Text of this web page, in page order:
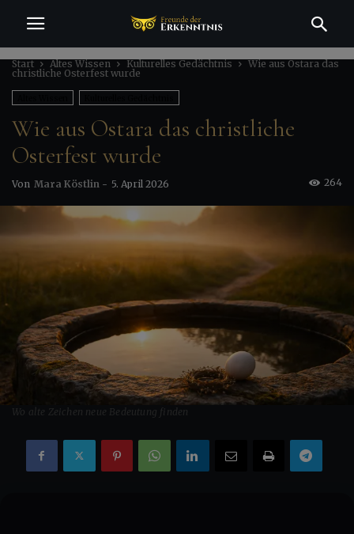
Start Altes Wissen Kulturelles Gedächtnis
Wie aus Ostara das
christliche Osterfest wurde
Wie aus Ostara das christliche
Osterfest wurde
Von Mara Köstlin - 5. April 2026 264
Wo alte Zeichen neue Bedeutung finden